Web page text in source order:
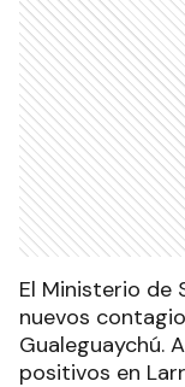
El Ministerio de
nuevos
Gualeguaychú.
positivos en